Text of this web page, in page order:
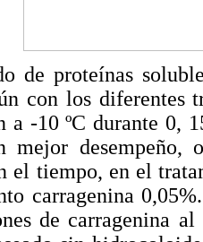
de proteínas
con los diferentes
a -10 ºC durante 0,
mejor
el tiempo, en el
carragenina
de carragenina